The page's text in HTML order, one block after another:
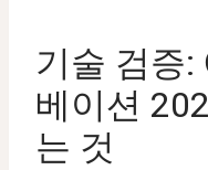
기술 검증:
베이션
는 것